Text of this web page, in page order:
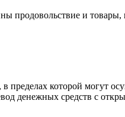
продовольствие и товары,
которой могут
денежных средств с